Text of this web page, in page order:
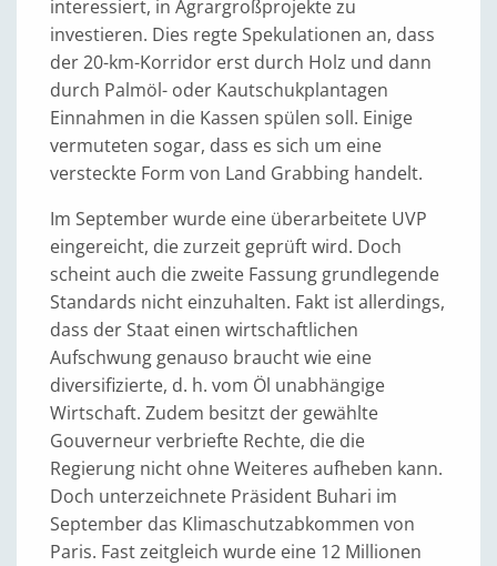
interessiert, in Agrargroßprojekte zu
investieren. Dies regte Spekulationen an, dass
der 20-km-Korridor erst durch Holz und dann
durch Palmöl- oder Kautschukplantagen
Einnahmen in die Kassen spülen soll. Einige
vermuteten sogar, dass es sich um eine
versteckte Form von Land Grabbing handelt.
Im September wurde eine überarbeitete UVP
eingereicht, die zurzeit geprüft wird. Doch
scheint auch die zweite Fassung grundlegende
Standards nicht einzuhalten. Fakt ist allerdings,
dass der Staat einen wirtschaftlichen
Aufschwung genauso braucht wie eine
diversifizierte, d. h. vom Öl unabhängige
Wirtschaft. Zudem besitzt der gewählte
Gouverneur verbriefte Rechte, die die
Regierung nicht ohne Weiteres aufheben kann.
Doch unterzeichnete Präsident Buhari im
September das Klimaschutzabkommen von
Paris. Fast zeitgleich wurde eine 12 Millionen